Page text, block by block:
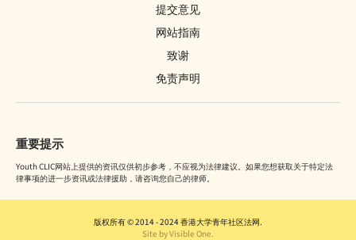
提交意见
网站指南
致谢
免责声明
重要提示
Youth CLIC网站上提供的资讯仅供初步参考，不应视为法律建议。如果您想获取关于特定法
律事项的进一步资讯或法律援助，请咨询您自己的律师。
版权所有 © 2014 - 2024 香港大学青年社区法网.
Site by Visible One.